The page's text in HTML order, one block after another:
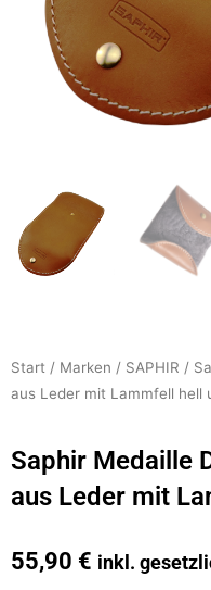
Start / Marken / SAPHIR /
aus Leder mit Lammfell hell
Saphir Medaille
aus Leder mit
55,90 € inkl.